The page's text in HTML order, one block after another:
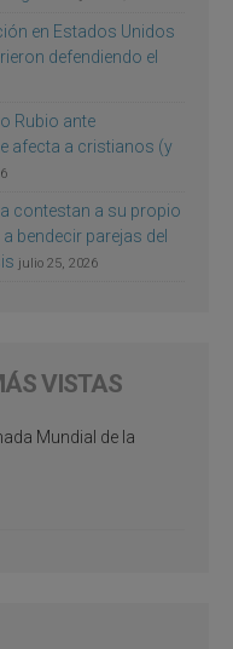
en Estados Unidos
defendiendo el
Rubio ante
afecta a cristianos (y
contestan a su propio
bendecir parejas del
julio 25, 2026
VISTAS
Mundial de la